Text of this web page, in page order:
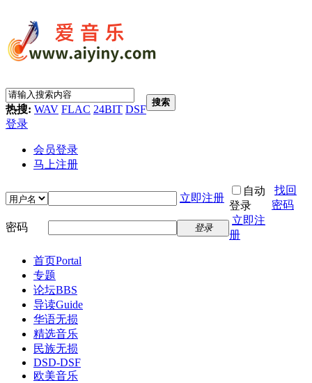
热搜: WAV FLAC 24BIT DSF
搜索
登录
会员登录
马上注册
立即注册
自动
登录
找回
密码
密码
登录
立即注
册
首页Portal
专题
论坛BBS
导读Guide
华语无损
精选音乐
民族无损
DSD-DSF
欧美音乐